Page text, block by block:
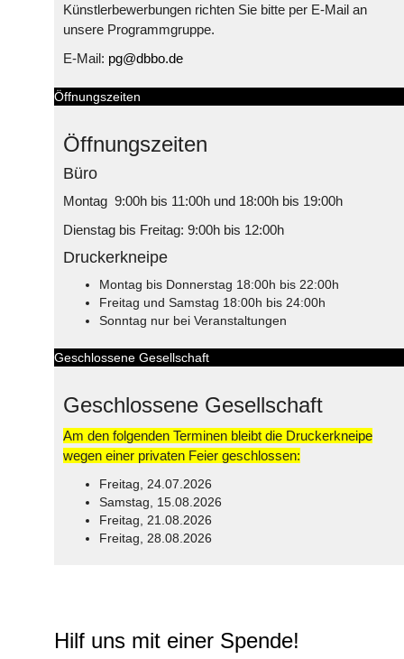
Künstlerbewerbungen richten Sie bitte per E-Mail an
unsere Programmgruppe.
E-Mail: pg@dbbo.de
Öffnungszeiten
Öffnungszeiten
Büro
Montag 9:00h bis 11:00h und 18:00h bis 19:00h
Dienstag bis Freitag: 9:00h bis 12:00h
Druckerkneipe
Montag bis Donnerstag 18:00h bis 22:00h
Freitag und Samstag 18:00h bis 24:00h
Sonntag nur bei Veranstaltungen
Geschlossene Gesellschaft
Geschlossene Gesellschaft
Am den folgenden Terminen bleibt die Druckerkneipe
wegen einer privaten Feier geschlossen:
Freitag, 24.07.2026
Samstag, 15.08.2026
Freitag, 21.08.2026
Freitag, 28.08.2026
Hilf uns mit einer Spende!